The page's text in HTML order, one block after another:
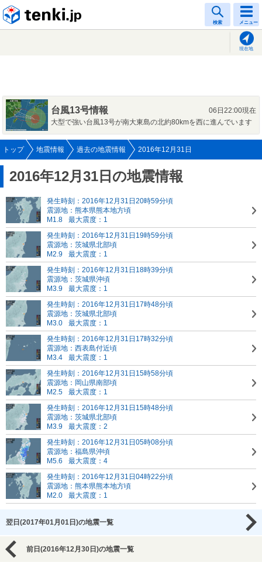
検索 メニュー
現在地
台風13号情報
06日22:00現在
大型で強い台風13号が南大東島の北約80kmを西に進んでいます
トップ 地震情報 過去の地震情報 2016年12月31日
2016年12月31日の地震情報
発生時刻：2016年12月31日20時59分頃
震源地：熊本県熊本地方頃
M1.8
最大震度：1
発生時刻：2016年12月31日19時59分頃
震源地：茨城県北部頃
M2.9
最大震度：1
発生時刻：2016年12月31日18時39分頃
震源地：茨城県沖頃
M3.9
最大震度：1
発生時刻：2016年12月31日17時48分頃
震源地：茨城県北部頃
M3.0
最大震度：1
発生時刻：2016年12月31日17時32分頃
震源地：西表島付近頃
M3.4
最大震度：1
発生時刻：2016年12月31日15時58分頃
震源地：岡山県南部頃
M2.5
最大震度：1
発生時刻：2016年12月31日15時48分頃
震源地：茨城県北部頃
M3.9
最大震度：2
発生時刻：2016年12月31日05時08分頃
震源地：福島県沖頃
M5.6
最大震度：4
発生時刻：2016年12月31日04時22分頃
震源地：熊本県熊本地方頃
M2.0
最大震度：1
翌日(2017年01月01日)の地震一覧
前日(2016年12月30日)の地震一覧